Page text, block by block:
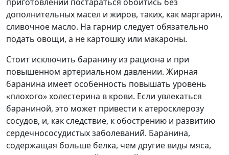
дополнительных масел и жиров, таких, как маргарин,
сливочное масло. На гарнир следует обязательно
подать овощи, а не картошку или макароны.
Стоит исключить баранину из рациона и при
повышенном артериальном давлении. Жирная
баранина имеет особенность повышать уровень
«плохого» холестерина в крови. Если увлекаться
бараниной, это может привести к атеросклерозу
сосудов, и, как следствие, к обострению и развитию
сердечнососудистых заболеваний. Баранина,
содержащая больше белка, чем другие виды мяса,